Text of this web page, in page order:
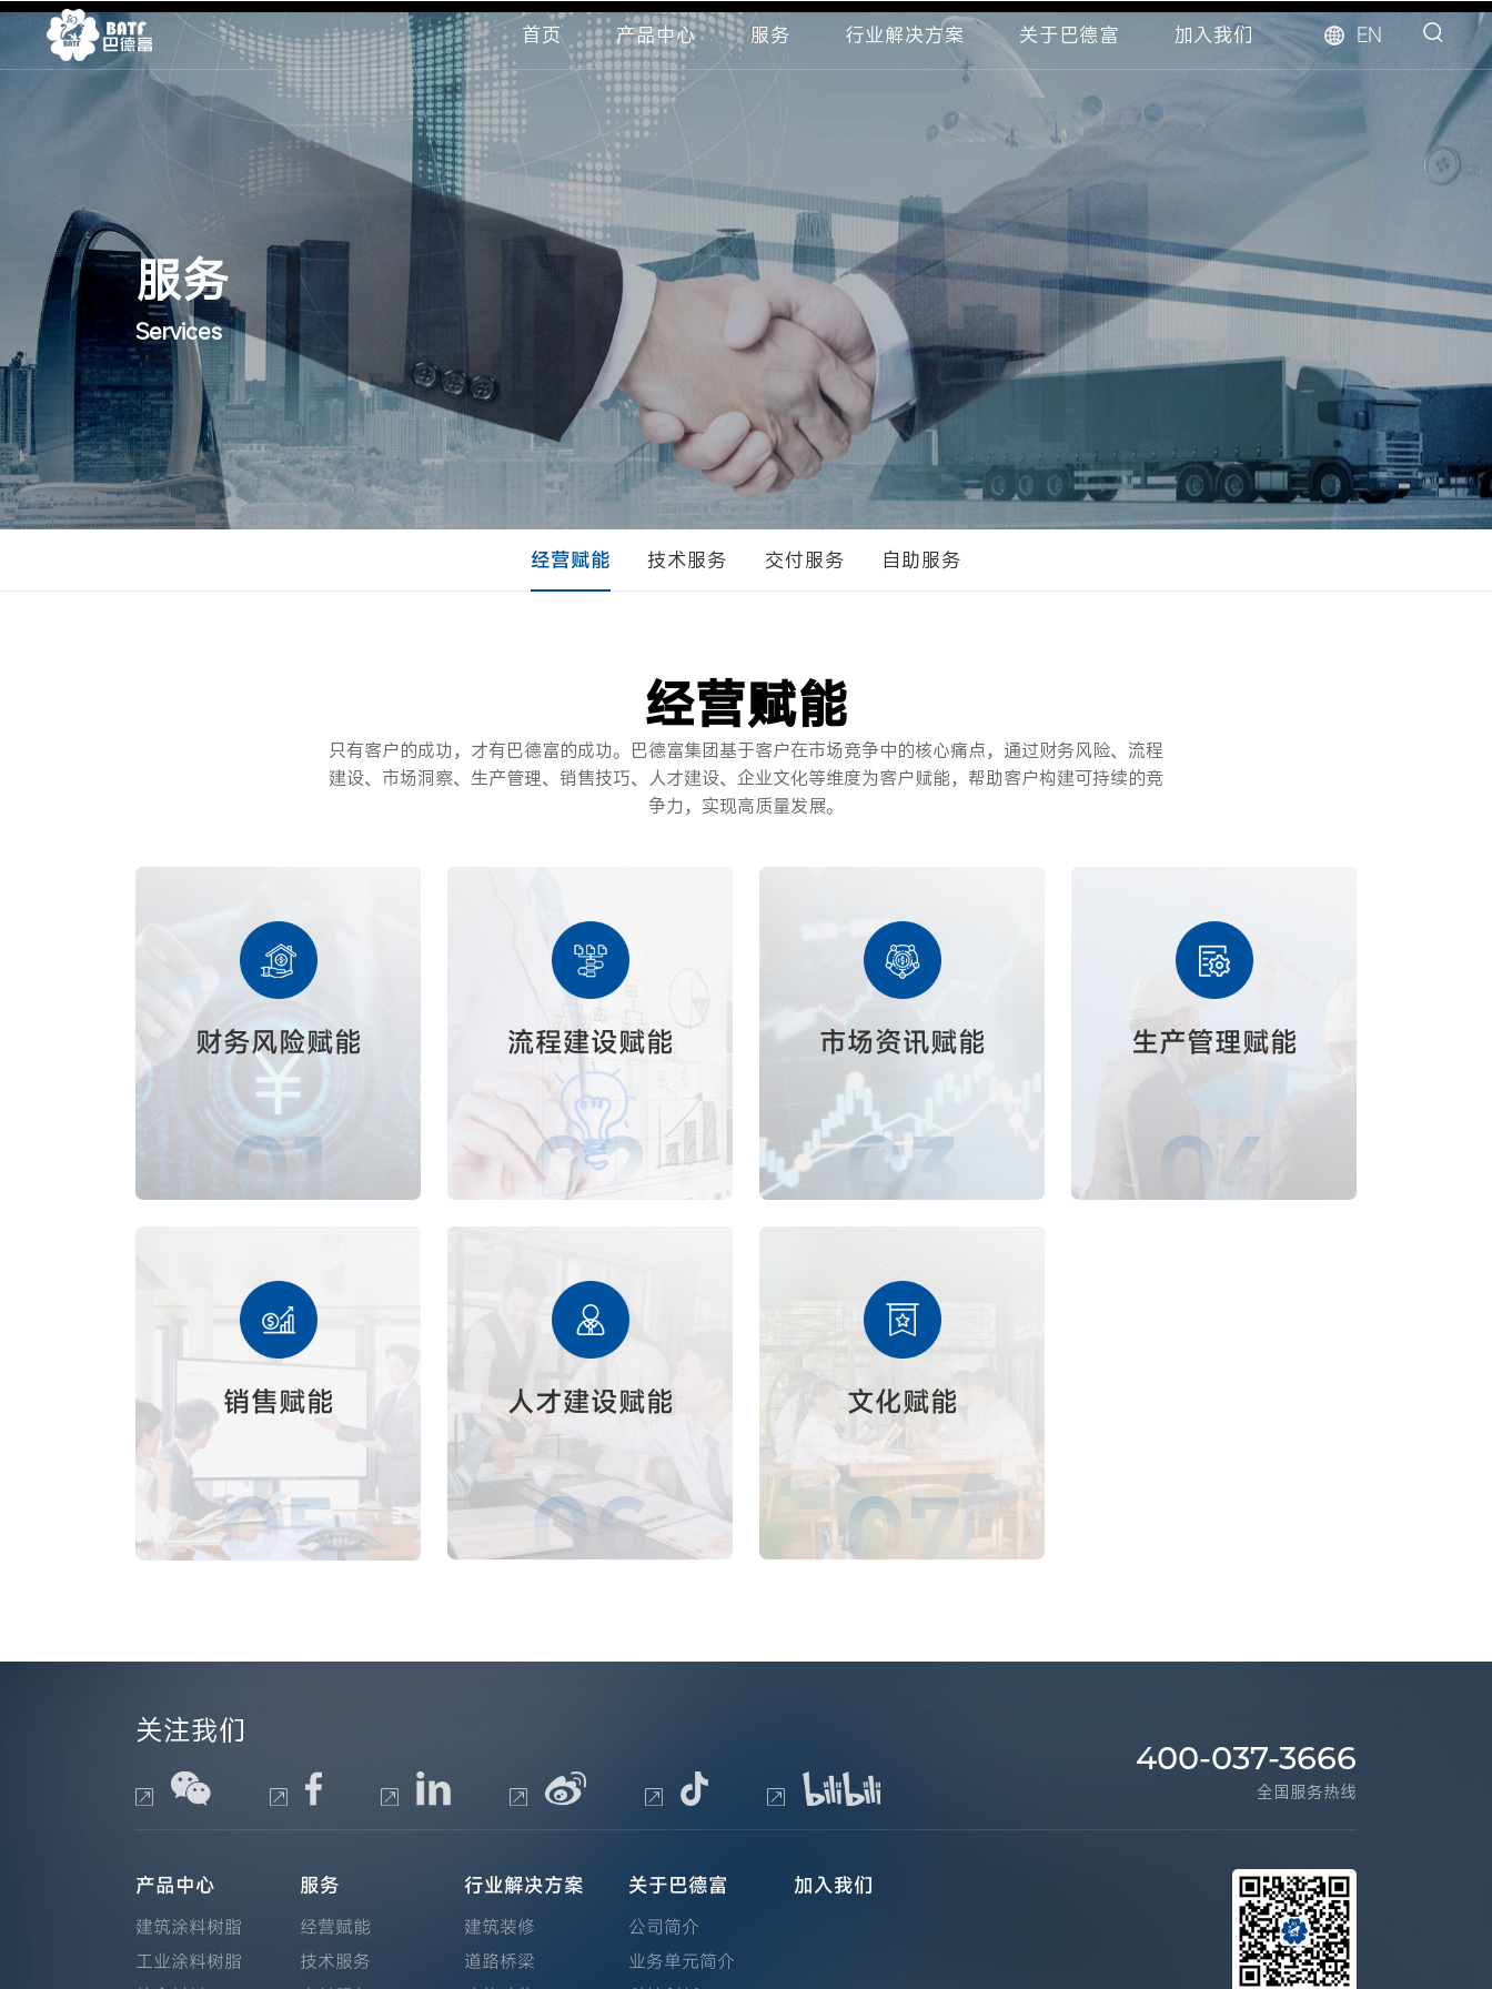
首页 产品中心 服务 行业解决方案 关于巴德富 加入我们 EN
服务
Services
经营赋能 技术服务 交付服务 自助服务
经营赋能
只有客户的成功，才有巴德富的成功。巴德富集团基于客户在市场竞争中的核心痛点，通过财务风险、流程
建设、市场洞察、生产管理、销售技巧、人才建设、企业文化等维度为客户赋能，帮助客户构建可持续的竞
争力，实现高质量发展。
01
财务风险赋能
02
流程建设赋能
03
市场资讯赋能
04
生产管理赋能
05
销售赋能
06
人才建设赋能
07
文化赋能
关注我们
400-037-3666
全国服务热线
产品中心
建筑涂料树脂
工业涂料树脂
服务
经营赋能
技术服务
行业解决方案
建筑装修
道路桥梁
关于巴德富
公司简介
业务单元简介
加入我们